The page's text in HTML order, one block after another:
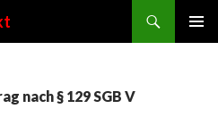
nach § 129 SGB V